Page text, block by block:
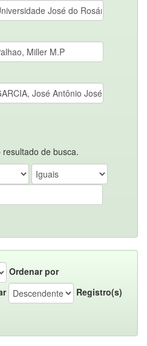
de busca.
Ordenar por
Registro(s)